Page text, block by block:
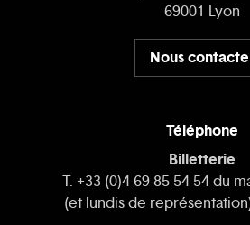
69001 Lyon
Nous
Téléphone
Billetterie
T. +33 (0)4 69 85 54 54 du
(et lundis de